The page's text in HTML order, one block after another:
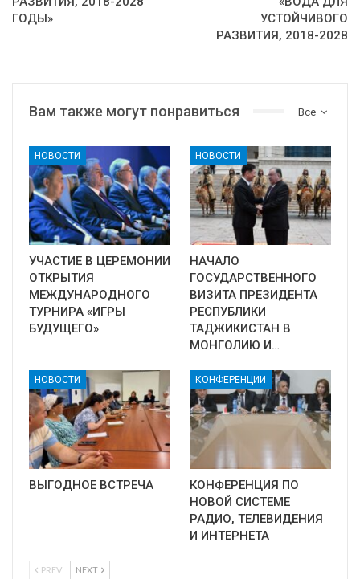
ГОДЫ»
УСТОЙЧИВОГО
РАЗВИТИЯ, 2018-2028
Все
Вам также могут понравиться
НОВОСТИ
УЧАСТИЕ В ЦЕРЕМОНИИ
ОТКРЫТИЯ
МЕЖДУНАРОДНОГО
ТУРНИРА «ИГРЫ
БУДУЩЕГО»
НОВОСТИ
НАЧАЛО
ГОСУДАРСТВЕННОГО
ВИЗИТА ПРЕЗИДЕНТА
РЕСПУБЛИКИ
ТАДЖИКИСТАН В
МОНГОЛИЮ И…
НОВОСТИ
ВЫГОДНОЕ ВСТРЕЧА
КОНФЕРЕНЦИИ
КОНФЕРЕНЦИЯ ПО
НОВОЙ СИСТЕМЕ
РАДИО, ТЕЛЕВИДЕНИЯ
И ИНТЕРНЕТА
PREV NEXT